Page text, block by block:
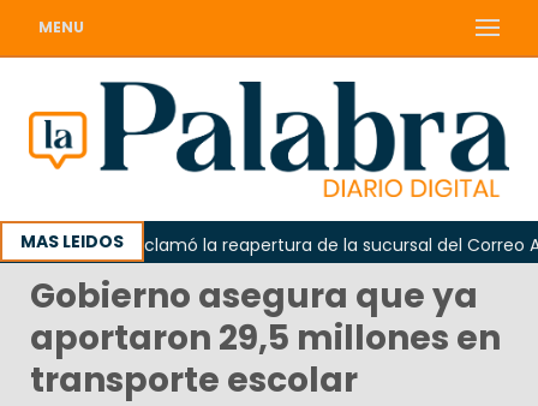
MENU
MAS LEIDOS
Odarda reclamó la reapertura de la sucursal del Correo
Gobierno asegura que ya
aportaron 29,5 millones en
transporte escolar